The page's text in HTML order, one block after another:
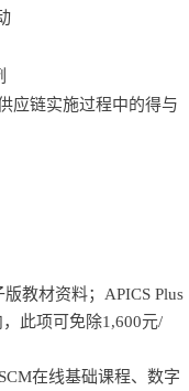
应链实施过程中的得与
教材资料；APICS Plus
此项可免除1,600元/
在线基础课程、数字